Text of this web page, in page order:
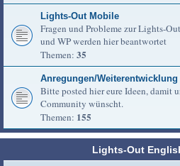
Lights-Out Mobile
Fragen und Probleme zur Lights-
und WP werden hier beantwortet
Themen: 35
Anregungen/
Bitte posted hier eure Ideen, damit
Community wünscht.
Themen: 155
Lights-Out